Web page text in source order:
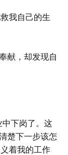
我自己的生
献，却发现自
下岗了。这
楚下一步该怎
着我的工作